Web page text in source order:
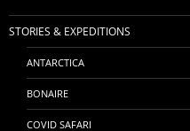
STORIES & EXPEDITIONS
ANTARCTICA
BONAIRE
COVID SAFARI